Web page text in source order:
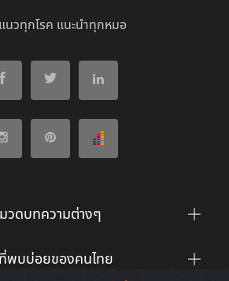
นวทุกโรค แนะนำทุกหมอ
วดบทความต่างๆ
พบบ่อยของคนไทย